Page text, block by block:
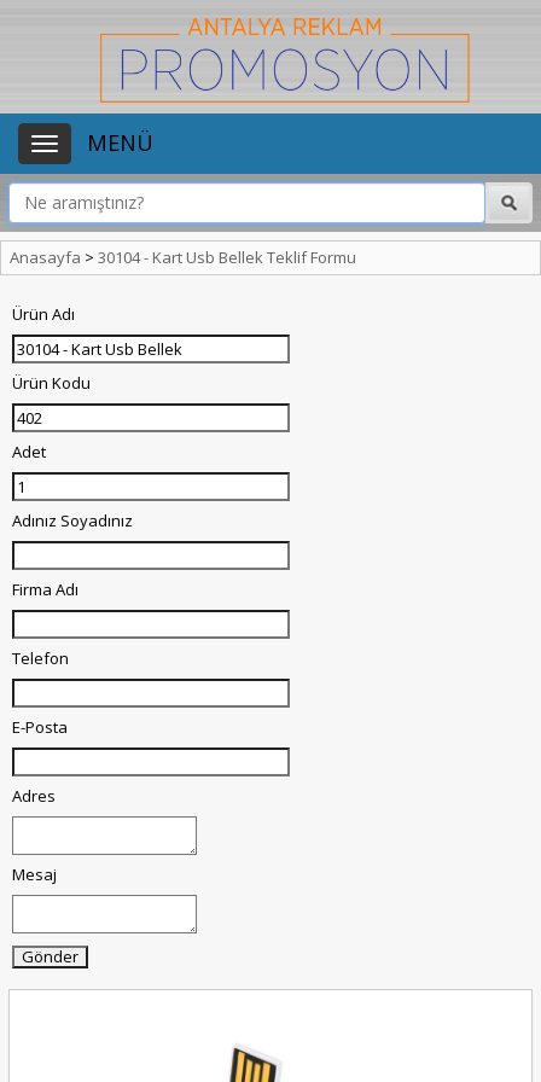
MENÜ
Anasayfa > 30104 - Kart Usb Bellek Teklif Formu
Ürün Adı
Ürün Kodu
Adet
Adınız Soyadınız
Firma Adı
Telefon
E-Posta
Adres
Mesaj